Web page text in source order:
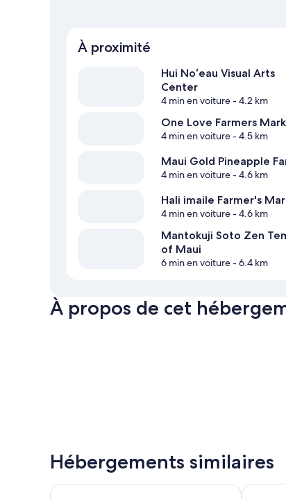
À proximité
Hui Noʻeau Visual Arts
Center
4 min en voiture- 4.2 km
One Love Farmers
4 min en voiture- 4.5 km
Maui Gold Pineapple
4 min en voiture- 4.6 km
Hali imaile Farmer's
4 min en voiture- 4.6 km
Mantokuji Soto Zen
of Maui
6 min en voiture- 6.4 km
À propos de cet
Hébergements similaires
Maui Beach Hotel